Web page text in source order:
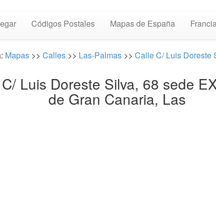
Códigos Postales Mapas de España
Mapas >> Calles >> Las-Palmas >> Calle C/ Luis Doreste
Luis Doreste Silva, 68 sede
de Gran Canaria, Las